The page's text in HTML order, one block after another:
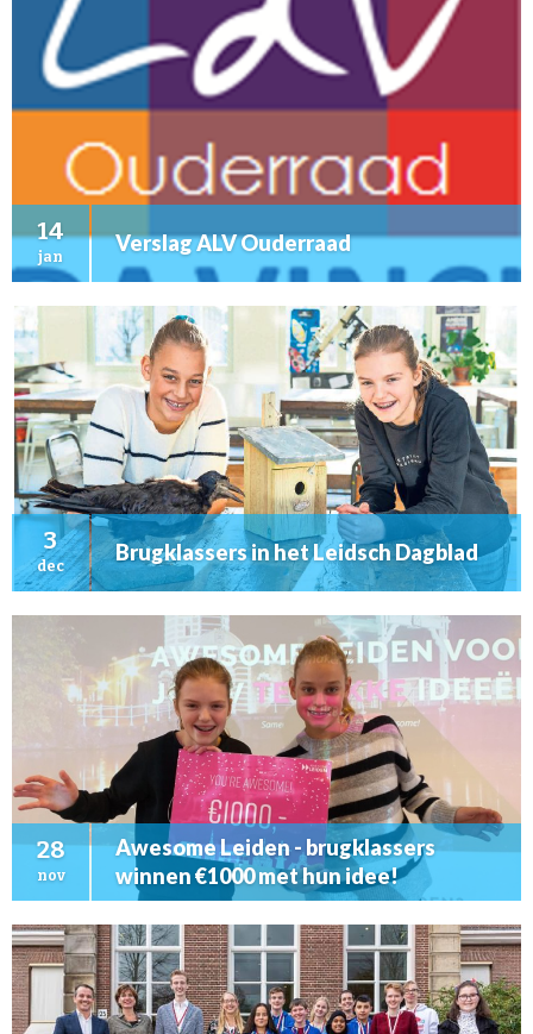
14
jan
Verslag ALV Ouderraad
3
dec
Brugklassers in het Leidsch Dagblad
28
nov
Awesome Leiden - brugklassers
winnen €1000 met hun idee!